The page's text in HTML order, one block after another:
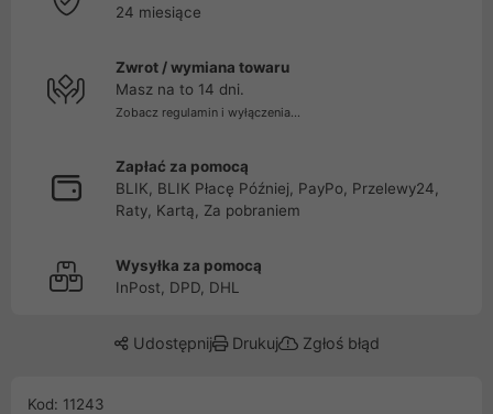
24 miesiące
Zwrot / wymiana towaru
Masz na to 14 dni.
Zobacz regulamin i wyłączenia...
Zapłać za pomocą
BLIK, BLIK Płacę Później, PayPo, Przelewy24,
Raty, Kartą, Za pobraniem
Wysyłka za pomocą
InPost, DPD, DHL
Udostępnij Drukuj Zgłoś błąd
Kod: 11243